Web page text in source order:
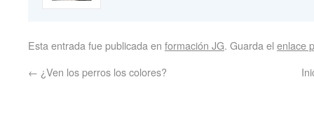
Esta entrada fue publicada en formación JG. Guarda el enlace
← ¿Ven los perros los colores?